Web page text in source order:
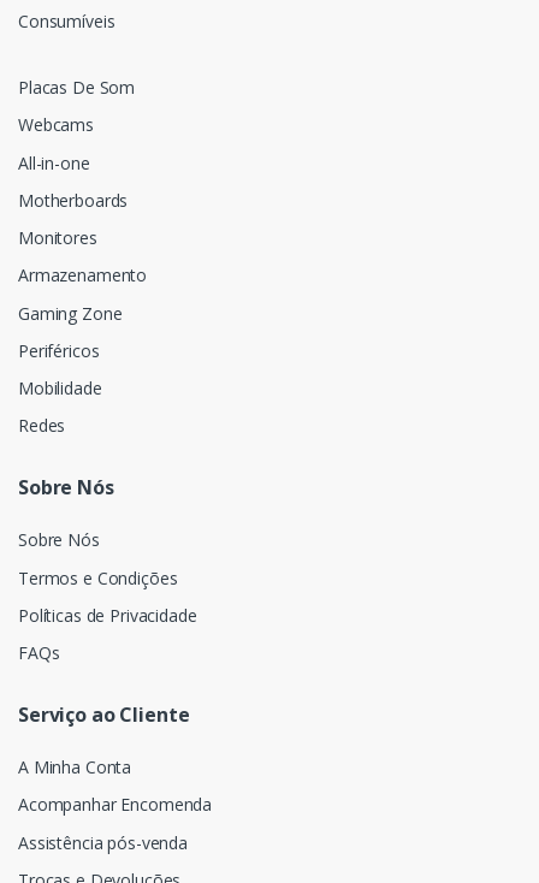
Consumíveis
Placas De Som
Webcams
All-in-one
Motherboards
Monitores
Armazenamento
Gaming Zone
Periféricos
Mobilidade
Redes
Sobre Nós
Sobre Nós
Termos e Condições
Políticas de Privacidade
FAQs
Serviço ao Cliente
A Minha Conta
Acompanhar Encomenda
Assistência pós-venda